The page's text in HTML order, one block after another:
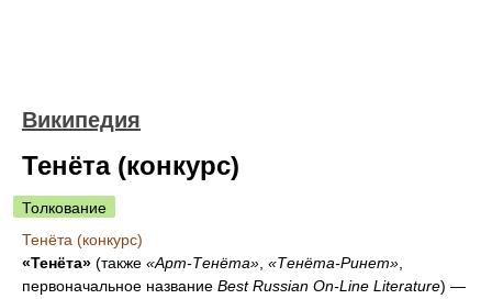
Википедия
Тенёта (конкурс)
Толкование
Тенёта (конкурс)
«Тенёта» (также «Арт-Тенёта» «Тенёта-Ринет»
первоначальное название Best Russian On-Line Literature) —